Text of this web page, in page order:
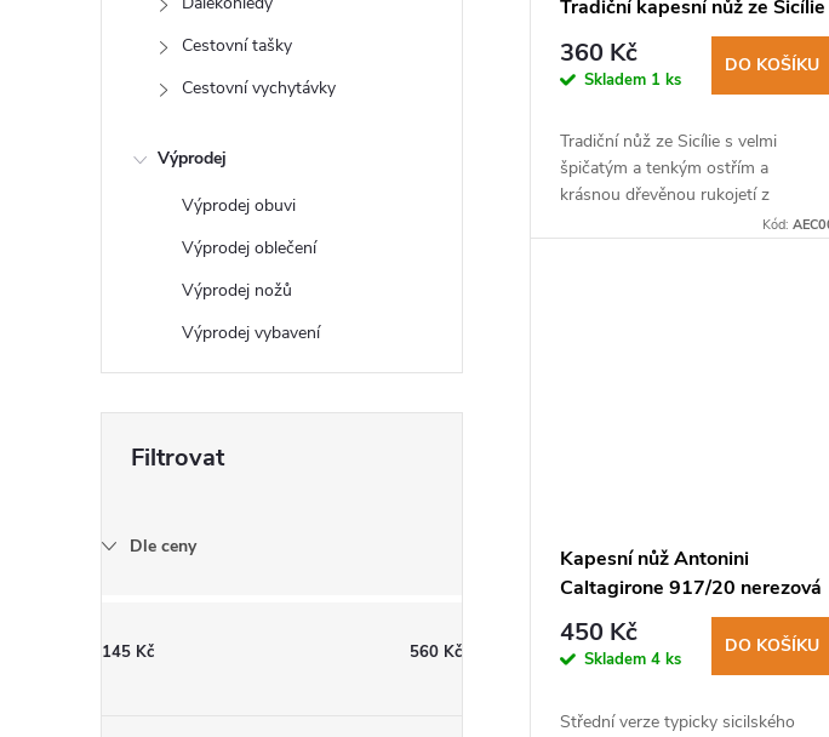
Cestovní tašky
Cestovní vychytávky
Výprodej
Výprodej obuvi
Výprodej oblečení
Výprodej nožů
Výprodej vybavení
Dle ceny
145 Kč 560 Kč
Tradiční kapesní nůž ze Sicílie
360 Kč
Skladem 1 ks
DO KOŠÍKU
Tradiční nůž ze Sicílie s velmi
špičatým a tenkým ostřím a
krásnou dřevěnou rukojetí z
Kód:
Kapesní nůž Antonini
Caltagirone 917/20 nerezová
čepel, rukojeť dřevo kotibé
450 Kč
Skladem 4 ks
DO KOŠÍKU
Střední verze typicky sicilského